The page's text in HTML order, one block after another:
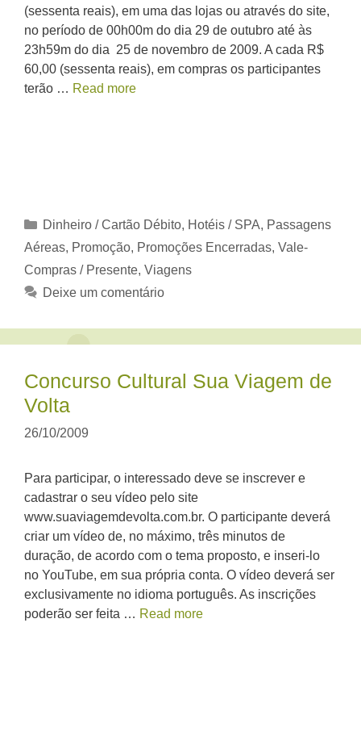
(sessenta reais), em uma das lojas ou através do site,
no período de 00h00m do dia 29 de outubro até às
23h59m do dia 25 de novembro de 2009. A cada R$
60,00 (sessenta reais), em compras os participantes
terão … Read more
Categorias
Dinheiro / Cartão Débito, Hotéis / SPA, Passagens
Aéreas, Promoção, Promoções Encerradas, Vale-
Compras / Presente, Viagens
Deixe um comentário
Concurso Cultural Sua Viagem de
Volta
26/10/2009
Para participar, o interessado deve se inscrever e
cadastrar o seu vídeo pelo site
www.suaviagemdevolta.com.br. O participante deverá
criar um vídeo de, no máximo, três minutos de
duração, de acordo com o tema proposto, e inseri-lo
no YouTube, em sua própria conta. O vídeo deverá ser
exclusivamente no idioma português. As inscrições
poderão ser feita … Read more